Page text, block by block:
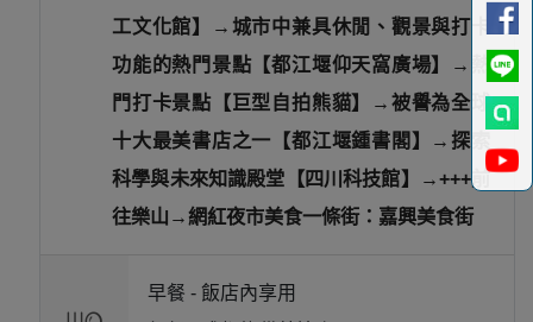
工文化館】→城市中兼具休閒、觀景與打卡
功能的熱門景點【都江堰仰天窩廣場】→熱
門打卡景點【巨型自拍熊貓】→被譽為全球
十大最美書店之一【都江堰鍾書閣】→探索
科學與未來知識殿堂【四川科技館】→+++前
往樂山→網紅夜市美食一條街：嘉興美食街
早餐 - 飯店內享用